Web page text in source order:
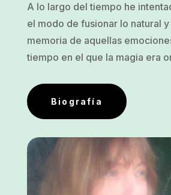
A lo largo del tiempo he
el modo de fusionar lo natural
memoria de aquellas
tiempo en el que la magia era
Biografía